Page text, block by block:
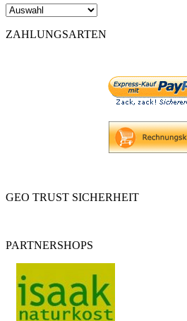
ZAHLUNGSARTEN
GEO TRUST SICHERHEIT
PARTNERSHOPS